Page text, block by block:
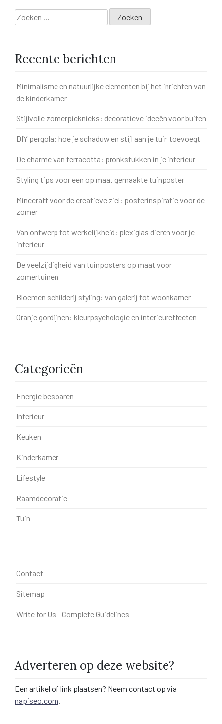
Zoeken
naar:
Recente berichten
Minimalisme en natuurlijke elementen bij het inrichten van
de kinderkamer
Stijlvolle zomerpicknicks: decoratieve ideeën voor buiten
DIY pergola: hoe je schaduw en stijl aan je tuin toevoegt
De charme van terracotta: pronkstukken in je interieur
Styling tips voor een op maat gemaakte tuinposter
Minecraft voor de creatieve ziel: posterinspiratie voor de
zomer
Van ontwerp tot werkelijkheid: plexiglas dieren voor je
interieur
De veelzijdigheid van tuinposters op maat voor
zomertuinen
Bloemen schilderij styling: van galerij tot woonkamer
Oranje gordijnen: kleurpsychologie en interieureffecten
Categorieën
Energie besparen
Interieur
Keuken
Kinderkamer
Lifestyle
Raamdecoratie
Tuin
Contact
Sitemap
Write for Us - Complete Guidelines
Adverteren op deze website?
Een artikel of link plaatsen? Neem contact op via
napiseo.com.